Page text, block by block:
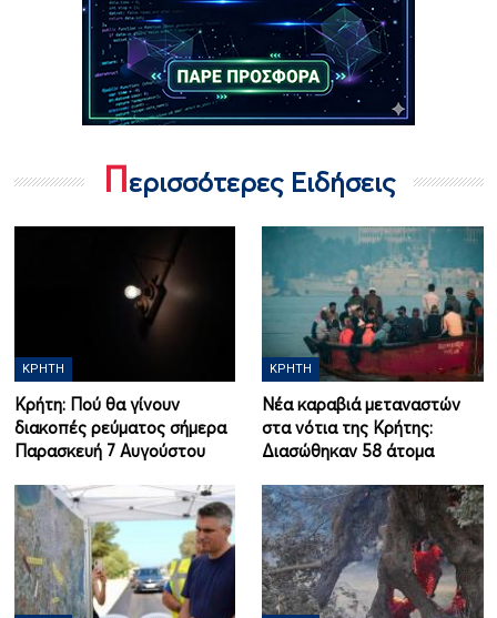
Περισσότερες Ειδήσεις
ΚΡΉΤΗ
Κρήτη: Πού θα γίνουν
διακοπές ρεύματος σήμερα
Παρασκευή 7 Αυγούστου
ΚΡΉΤΗ
Νέα καραβιά μεταναστών
στα νότια της Κρήτης:
Διασώθηκαν 58 άτομα